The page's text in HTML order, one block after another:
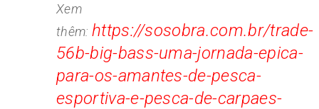
Xem
thêm: https://sosobra.com.br/trade-
56b-big-bass-uma-jornada-epica-
para-os-amantes-de-pesca-
esportiva-e-pesca-de-carpaes-